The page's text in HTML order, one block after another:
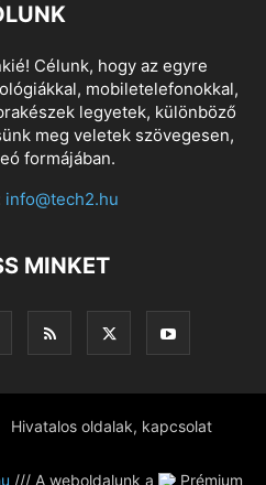
Célunk, hogy az egyre
mobiletelefonokkal,
legyetek, különböző
meg veletek szövegesen,
formájában.
info@tech2.hu
MINKET
Hivatalos oldalak, kapcsolat
/// A weboldalunk a Prémium